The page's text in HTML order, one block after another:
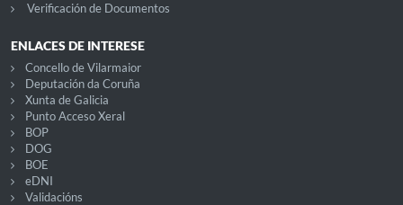
Verificación de Documentos
ENLACES DE INTERESE
Concello de Vilarmaior
Deputación da Coruña
Xunta de Galicia
Punto Acceso Xeral
BOP
DOG
BOE
eDNI
Validacións